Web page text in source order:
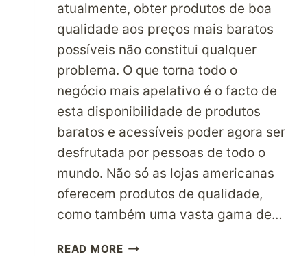
atualmente, obter produtos de boa
qualidade aos preços mais baratos
possíveis não constitui qualquer
problema. O que torna todo o
negócio mais apelativo é o facto de
esta disponibilidade de produtos
baratos e acessíveis poder agora ser
desfrutada por pessoas de todo o
mundo. Não só as lojas americanas
oferecem produtos de qualidade,
como também uma vasta gama de…
READ MOREPORQUE